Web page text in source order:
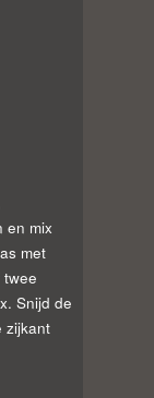
en mix
met
Snijd de
zijkant